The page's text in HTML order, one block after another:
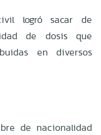
logró sacar de
de dosis que
en diversos
de nacionalidad